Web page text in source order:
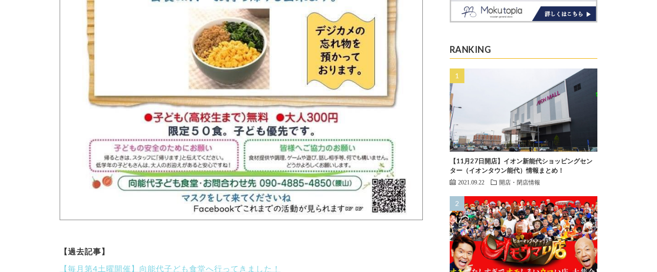
【過去記事】
【毎月第4土曜開催】向能代子ども食堂へ行ってきました！
RANKING
【11月27日開店】イオン新能代ショッピングセン
ター（イオンタウン能代）情報まとめ！
2021.09.22 開店・閉店情報